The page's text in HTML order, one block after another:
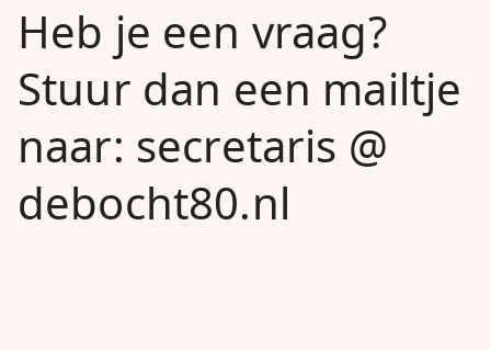
Heb je een vraag?
Stuur dan een mailtje
naar: secretaris @
debocht80.nl